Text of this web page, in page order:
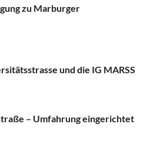
zu Marburger
und die IG MARSS
­– Umfahrung eingerichtet